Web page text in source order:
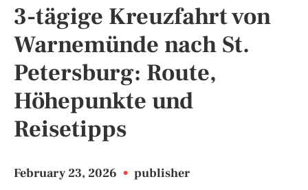
3-tägige Kreuzfahrt von
Warnemünde nach St.
Petersburg: Route,
Höhepunkte und
Reisetipps
February 23, 2026 • publisher